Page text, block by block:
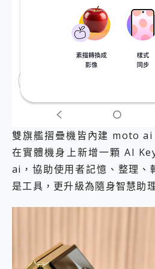
雙旗艦摺疊機皆內建 moto
在實體機身上新增一顆 AI
ai，協助使用者記憶、整理、
是工具，更升級為隨身智慧助